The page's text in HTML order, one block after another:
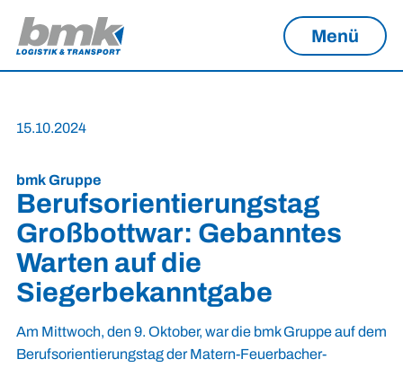
Menü
bmk Gruppe
Berufsorientierungstag
Großbottwar: Gebanntes
Warten auf die
Siegerbekanntgabe
Am Mittwoch, den 9. Oktober, war die bmk Gruppe auf dem
Berufsorientierungstag der Matern-Feuerbacher-
15.10.2024